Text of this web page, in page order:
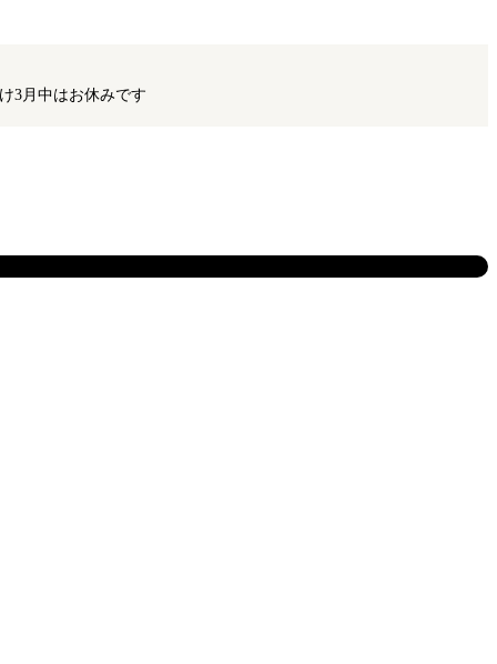
3月中はお休みです